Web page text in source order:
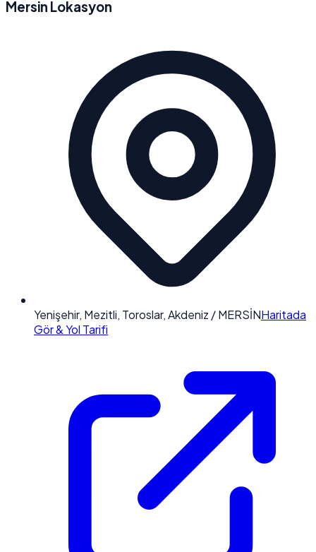
Mersin Lokasyon
Yenişehir, Mezitli, Toroslar, Akdeniz / MERSİNHaritada
Gör & Yol Tarifi